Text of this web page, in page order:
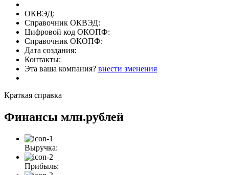
ОКВЭД:
Справочник ОКВЭД:
Цифровой код ОКОПФ:
Справочник ОКОПФ:
Дата создания:
Контакты:
Эта ваша компания? внести зменения
Краткая справка
Финансы млн.рублей
Выручка:
Прибыль: